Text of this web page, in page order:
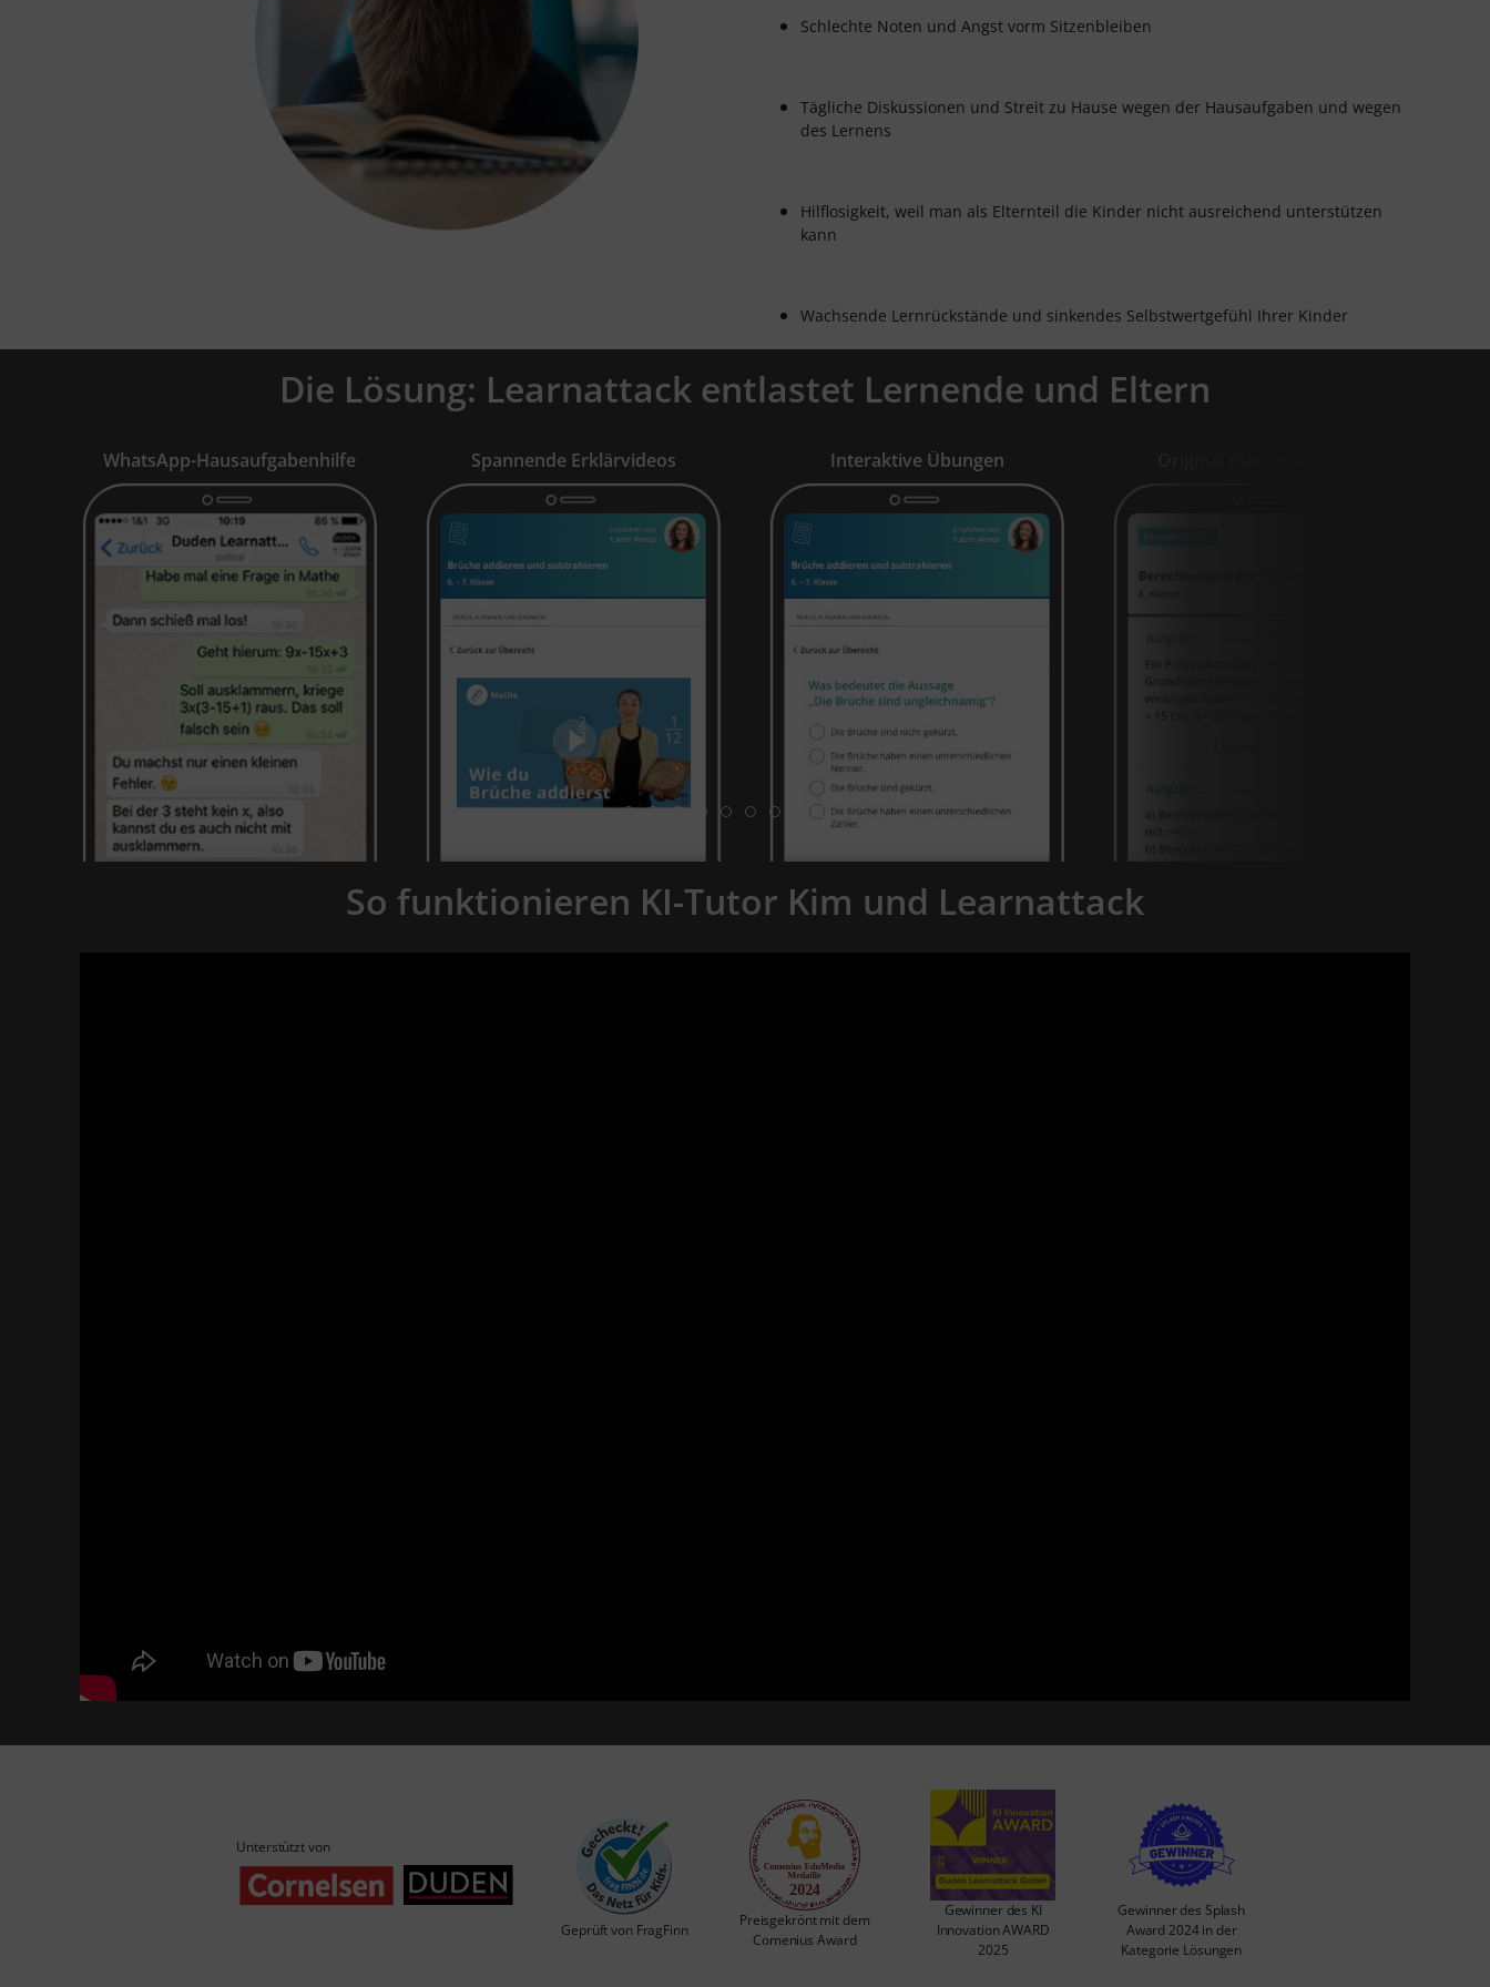
Schlechte Noten und Angst vorm Sitzenbleiben
Tägliche Diskussionen und Streit zu Hause wegen der Hausaufgaben und wegen
des Lernens
Hilflosigkeit, weil man als Elternteil die Kinder nicht ausreichend unterstützen
kann
Wachsende Lernrückstände und sinkendes Selbstwertgefühl Ihrer Kinder
Die Lösung: Learnattack entlastet Lernende und Eltern
WhatsApp-Hausaufgabenhilfe Spannende Erklärvideos Interaktive Übungen
So funktionieren KI-Tutor Kim und Learnattack
Unterstützt von
Geprüft von FragFinn
Preisgekrönt mit dem
Comenius Award
Gewinner des KI
Innovation AWARD
2025
Gewinner des Splash
Award 2024 in der
Kategorie Lösungen